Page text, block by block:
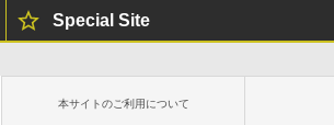
Special Site
本サイトのご利用について